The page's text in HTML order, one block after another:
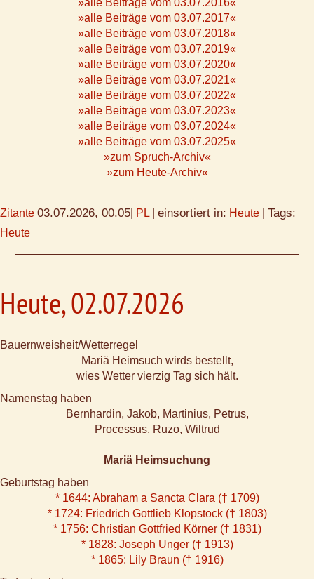
»alle Beiträge vom 03.07.2016«
»alle Beiträge vom 03.07.2017«
»alle Beiträge vom 03.07.2018«
»alle Beiträge vom 03.07.2019«
»alle Beiträge vom 03.07.2020«
»alle Beiträge vom 03.07.2021«
»alle Beiträge vom 03.07.2022«
»alle Beiträge vom 03.07.2023«
»alle Beiträge vom 03.07.2024«
»alle Beiträge vom 03.07.2025«
»zum Spruch-Archiv«
»zum Heute-Archiv«
Zitante 03.07.2026, 00.05 PL einsortiert in: Heute Tags:
Heute
Heute, 02.07.2026
Bauernweisheit/Wetterregel
Mariä Heimsuch wirds bestellt,
wies Wetter vierzig Tag sich hält.
Namenstag haben
Bernhardin, Jakob, Martinius, Petrus,
Processus, Ruzo, Wiltrud
Mariä Heimsuchung
Geburtstag haben
* 1644: Abraham a Sancta Clara († 1709)
* 1724: Friedrich Gottlieb Klopstock († 1803)
* 1756: Christian Gottfried Körner († 1831)
* 1828: Joseph Unger († 1913)
* 1865: Lily Braun († 1916)